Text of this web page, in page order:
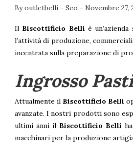
Byoutletbelli - Seo - Novembre 27,
Il Biscottificio Belli è
l’attività di produzione,
incentrata sulla preparazione di
Ingrosso
Attualmente il Biscottificio Belli
avanzate. I nostri prodotti sono
ultimi anni il Biscottificio Belli
macchinari per la produzione